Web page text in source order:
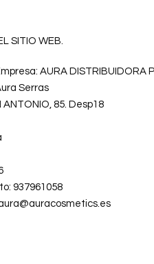
SITIO WEB.
AURA DISTRIBUIDORA
Serras
ANTONIO, 85. Desp18
937961058